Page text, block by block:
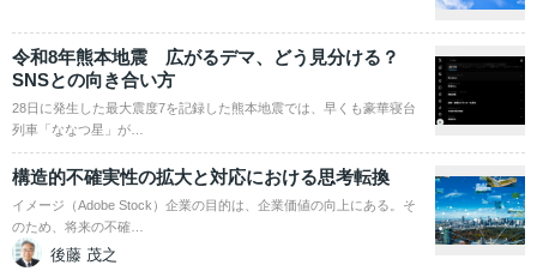
令和8年熊本地震 広がるデマ、どう見分ける？
SNSとの向き合い方
28日に発生した最大震度7を記録した熊本地震では、早くも豪華寝台
列車「ななつ星」が…
構造的不確実性の拡大と対応における思考転換
イメージ（Adobe Stock）企業の目的は、企業価値の向上にある。そ
のため、将来の不確…
後藤 茂之